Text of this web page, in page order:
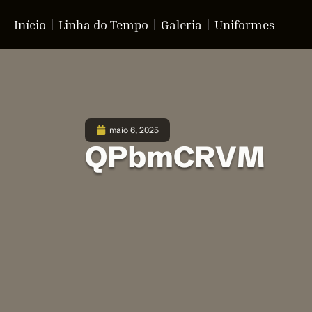
Início Linha do Tempo Galeria Uniformes
maio 6, 2025
QPbmCRVM